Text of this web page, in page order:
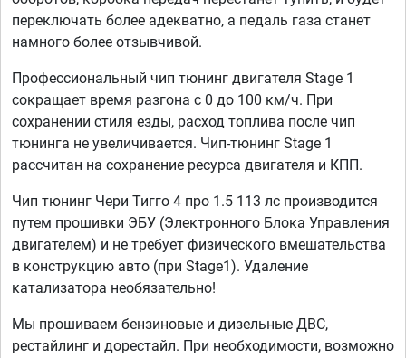
переключать более адекватно, а педаль газа станет
намного более отзывчивой.
Профессиональный чип тюнинг двигателя Stage 1
сокращает время разгона с 0 до 100 км/ч. При
сохранении стиля езды, расход топлива после чип
тюнинга не увеличивается. Чип-тюнинг Stage 1
рассчитан на сохранение ресурса двигателя и КПП.
Чип тюнинг Чери Тигго 4 про 1.5 113 лс производится
путем прошивки ЭБУ (Электронного Блока Управления
двигателем) и не требует физического вмешательства
в конструкцию авто (при Stage1). Удаление
катализатора необязательно!
Мы прошиваем бензиновые и дизельные ДВС,
рестайлинг и дорестайл. При необходимости, возможно